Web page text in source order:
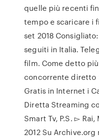
quelle più recenti
tempo e scaricare i
set 2018
seguiti in Italia.
film. Come detto
concorrente diretto
Gratis in Internet i
Diretta Streaming
Smart Tv, P.S. ▻
2012 Su